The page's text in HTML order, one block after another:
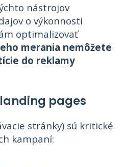
nástrojov
o výkonnosti
optimalizovať
merania nemôžete
do reklamy
pages
stránky) sú kritické
kampaní: